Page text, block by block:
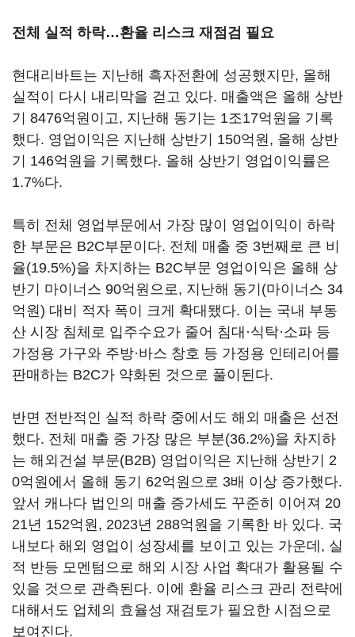
전체 실적 하락…환율 리스크 재점검 필요
현대리바트는 지난해 흑자전환에 성공했지만, 올해
실적이 다시 내리막을 걷고 있다. 매출액은 올해 상반
기 8476억원이고, 지난해 동기는 1조17억원을 기록
했다. 영업이익은 지난해 상반기 150억원, 올해 상반
기 146억원을 기록했다. 올해 상반기 영업이익률은
1.7%다.
특히 전체 영업부문에서 가장 많이 영업이익이 하락
한 부문은 B2C부문이다. 전체 매출 중 3번째로 큰 비
율(19.5%)을 차지하는 B2C부문 영업이익은 올해 상
반기 마이너스 90억원으로, 지난해 동기(마이너스 34
억원) 대비 적자 폭이 크게 확대됐다. 이는 국내 부동
산 시장 침체로 입주수요가 줄어 침대·식탁·소파 등
가정용 가구와 주방·바스 창호 등 가정용 인테리어를
판매하는 B2C가 약화된 것으로 풀이된다.
반면 전반적인 실적 하락 중에서도 해외 매출은 선전
했다. 전체 매출 중 가장 많은 부분(36.2%)을 차지하
는 해외건설 부문(B2B) 영업이익은 지난해 상반기 2
0억원에서 올해 동기 62억원으로 3배 이상 증가했다.
앞서 캐나다 법인의 매출 증가세도 꾸준히 이어져 20
21년 152억원, 2023년 288억원을 기록한 바 있다. 국
내보다 해외 영업이 성장세를 보이고 있는 가운데, 실
적 반등 모멘텀으로 해외 시장 사업 확대가 활용될 수
있을 것으로 관측된다. 이에 환율 리스크 관리 전략에
대해서도 업체의 효율성 재검토가 필요한 시점으로
보여진다.